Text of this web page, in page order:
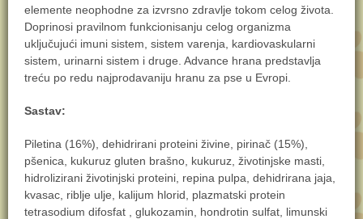
elemente neophodne za izvrsno zdravlje tokom celog života.
Doprinosi pravilnom funkcionisanju celog organizma
uključujući imuni sistem, sistem varenja, kardiovaskularni
sistem, urinarni sistem i druge. Advance hrana predstavlja
treću po redu najprodavaniju hranu za pse u Evropi.
Sastav:
Piletina (16%), dehidrirani proteini živine, pirinač (15%),
pšenica, kukuruz gluten brašno, kukuruz, životinjske masti,
hidrolizirani životinjski proteini, repina pulpa, dehidrirana jaja,
kvasac, riblje ulje, kalijum hlorid, plazmatski protein
tetrasodium difosfat , glukozamin, hondrotin sulfat, limunski